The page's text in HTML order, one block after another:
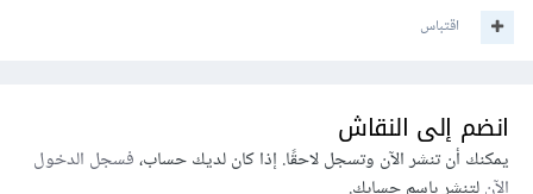
اقتباس
انضم إلى النقاش
يمكنك أن تنشر الآن وتسجل لاحقًا. إذا كان لديك حساب،فسجل الدخول